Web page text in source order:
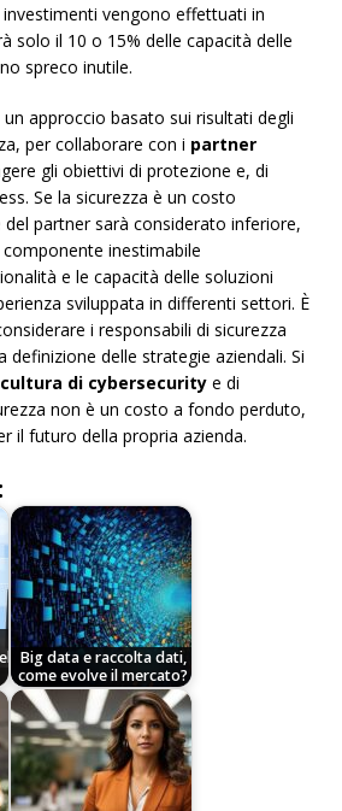
investimenti vengono effettuati in
solo il 10 o 15% delle capacità delle
spreco inutile.
approccio basato sui risultati degli
per collaborare con i partner
gli obiettivi di protezione e, di
Se la sicurezza è un costo
del partner sarà considerato inferiore,
inestimabile
e le capacità delle soluzioni
sviluppata in differenti settori. È
i responsabili di sicurezza
definizione delle strategie aziendali. Si
cultura di cybersecurity e di
non è un costo a fondo perduto,
il futuro della propria azienda.
Big data e raccolta dati,
come evolve il mercato?